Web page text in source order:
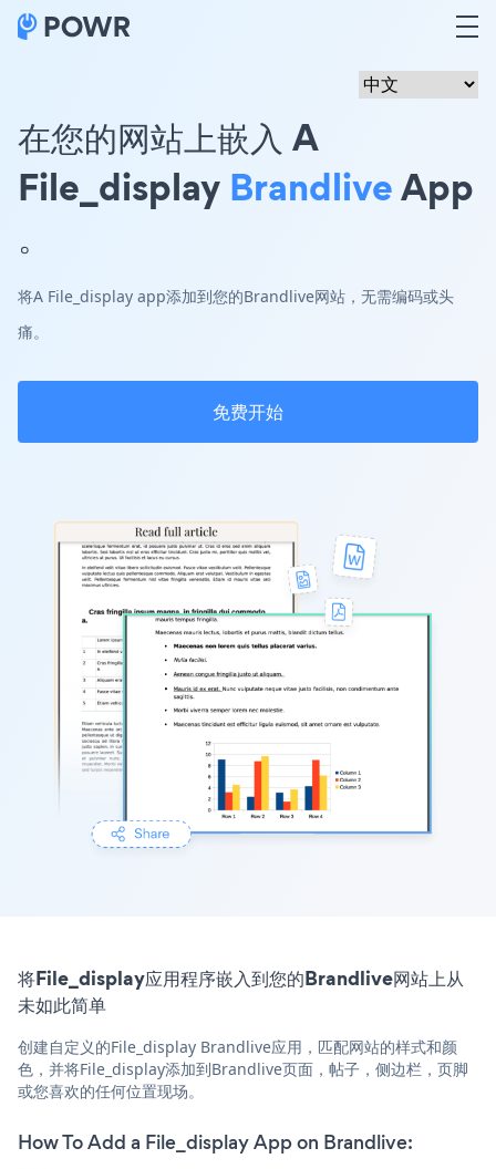
在您的网站上嵌入 A
File_display BrandliveApp
。
将A File_display app添加到您的Brandlive网站，无需编码或头
痛。
免费开始
将File_display应用程序嵌入到您的Brandlive网站上从
未如此简单
创建自定义的File_display Brandlive应用，匹配网站的样式和颜
色，并将File_display添加到Brandlive页面，帖子，侧边栏，页脚
或您喜欢的任何位置现场。
How To Add a File_display App on Brandlive: